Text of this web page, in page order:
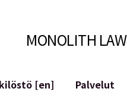
MONOLITH
[en]
Palvelut